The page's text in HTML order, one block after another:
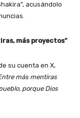
acusándolo
más proyectos”
su cuenta en X,
más mentiras
porque Dios